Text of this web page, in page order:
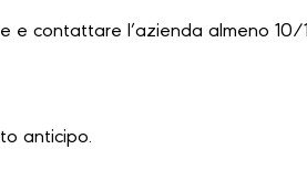
contattare l’azienda almeno 10/
anticipo.